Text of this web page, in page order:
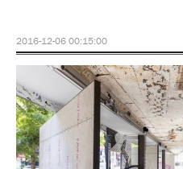
2016-12-06 00:15:00